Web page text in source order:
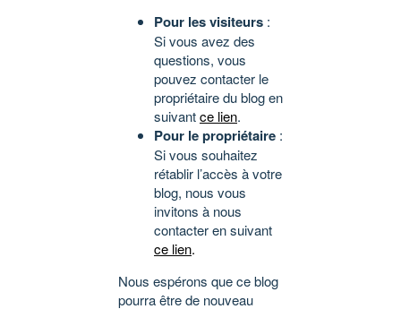
Pour les visiteurs :
Si vous avez des
questions, vous
pouvez contacter le
propriétaire du blog en
suivantce lien.
Pour le propriétaire :
Si vous souhaitez
rétablir l’accès à votre
blog, nous vous
invitons à nous
contacter en suivant
ce lien.
Nous espérons que ce blog
pourra être de nouveau